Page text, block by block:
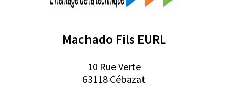
Machado Fils EURL
10 Rue Verte
63118 Cébazat